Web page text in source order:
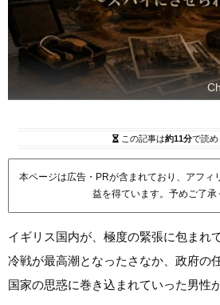
この記事は約11分で読め
本ページは広告・PRが含まれており、アフィ
益を得ています。予めご了承
イギリス国内が、極度の緊張に包まれ
冷戦が最高潮となったさなか、政府の
国家の思惑に巻き込まれていった男性